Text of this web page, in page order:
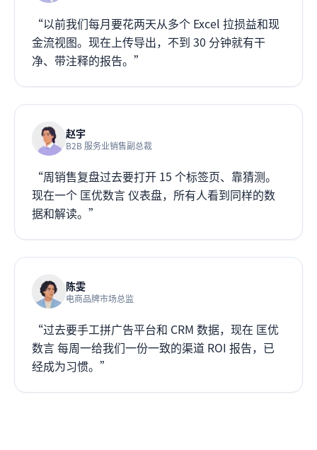
“以前我们每月要花两天从多个 Excel 拉损益和现
金流视图。现在上传导出，不到 30 分钟就有干
净、带注释的报告。”
赵宇
B2B 服务业销售副总裁
“周销售复盘过去要打开 15 个标签页、靠猜测。
现在一个 匡优数言 仪表盘，所有人看到同样的数
据和解读。”
陈雯
电商品牌市场总监
“过去要手工拼广告平台和 CRM 数据，现在 匡优
数言 每周一给我们一份一致的渠道 ROI 报告，已
经成为习惯。”